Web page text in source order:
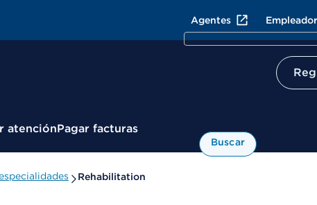
Agentes
atenciónPagar facturas
Buscar
Rehabilitation